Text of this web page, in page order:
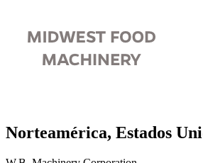
Norteamérica, Estados